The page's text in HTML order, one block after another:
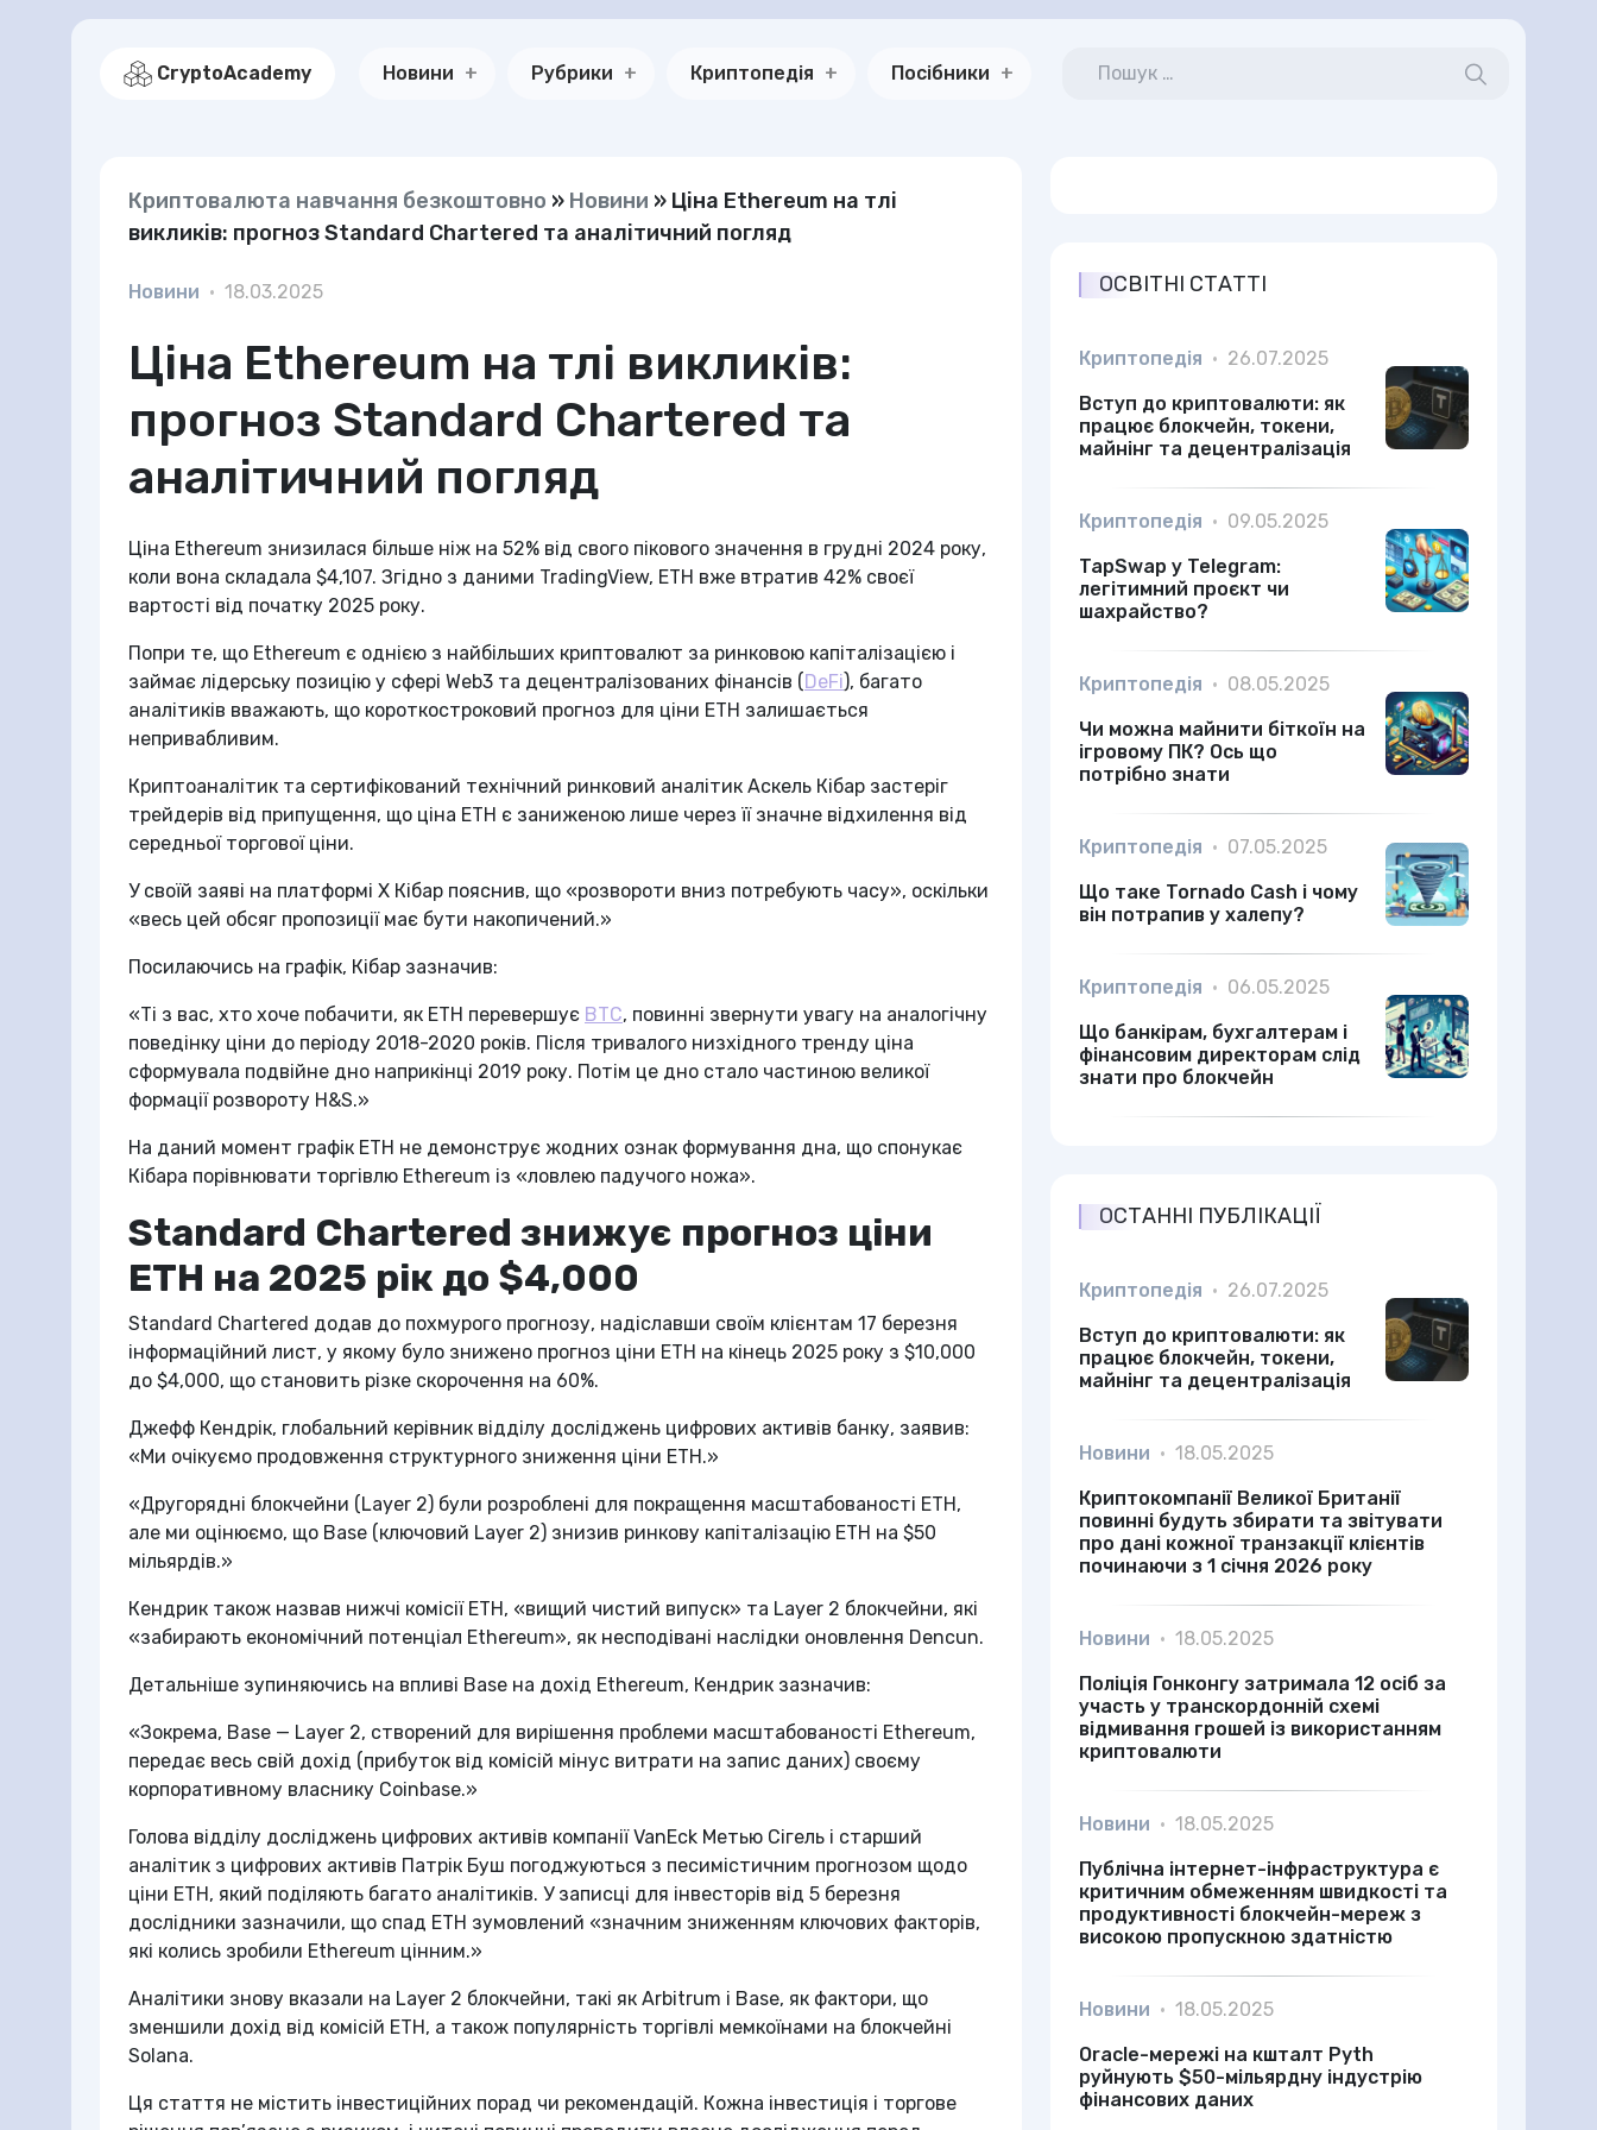
CryptoAcademy Новини Рубрики Криптопедія Посібники
Криптовалюта навчання безкоштовно » Новини » Ціна Ethereum на тлі
викликів: прогноз Standard Chartered та аналітичний погляд
Новини • 18.03.2025
Ціна Ethereum на тлі викликів:
прогноз Standard Chartered та
аналітичний погляд
Ціна Ethereum знизилася більше ніж на 52% від свого пікового значення в грудні 2024 року,
коли вона складала $4,107. Згідно з даними TradingView, ETH вже втратив 42% своєї
вартості від початку 2025 року.
Попри те, що Ethereum є однією з найбільших криптовалют за ринковою капіталізацією і
займає лідерську позицію у сфері Web3 та децентралізованих фінансів (DeFi), багато
аналітиків вважають, що короткостроковий прогноз для ціни ETH залишається
непривабливим.
Криптоаналітик та сертифікований технічний ринковий аналітик Аскель Кібар застеріг
трейдерів від припущення, що ціна ETH є заниженою лише через її значне відхилення від
середньої торгової ціни.
У своїй заяві на платформі X Кібар пояснив, що «розвороти вниз потребують часу», оскільки
«весь цей обсяг пропозиції має бути накопичений.»
Посилаючись на графік, Кібар зазначив:
«Ті з вас, хто хоче побачити, як ETH перевершує BTC, повинні звернути увагу на аналогічну
поведінку ціни до періоду 2018-2020 років. Після тривалого низхідного тренду ціна
сформувала подвійне дно наприкінці 2019 року. Потім це дно стало частиною великої
формації розвороту H&S.»
На даний момент графік ETH не демонструє жодних ознак формування дна, що спонукає
Кібара порівнювати торгівлю Ethereum із «ловлею падучого ножа».
Standard Chartered знижує прогноз ціни
ETH на 2025 рік до $4,000
Standard Chartered додав до похмурого прогнозу, надіславши своїм клієнтам 17 березня
інформаційний лист, у якому було знижено прогноз ціни ETH на кінець 2025 року з $10,000
до $4,000, що становить різке скорочення на 60%.
Джефф Кендрік, глобальний керівник відділу досліджень цифрових активів банку, заявив:
«Ми очікуємо продовження структурного зниження ціни ETH.»
«Другорядні блокчейни (Layer 2) були розроблені для покращення масштабованості ETH,
але ми оцінюємо, що Base (ключовий Layer 2) знизив ринкову капіталізацію ETH на $50
мільярдів.»
Кендрик також назвав нижчі комісії ETH, «вищий чистий випуск» та Layer 2 блокчейни, які
«забирають економічний потенціал Ethereum», як несподівані наслідки оновлення Dencun.
Детальніше зупиняючись на впливі Base на дохід Ethereum, Кендрик зазначив:
«Зокрема, Base — Layer 2, створений для вирішення проблеми масштабованості Ethereum,
передає весь свій дохід (прибуток від комісій мінус витрати на запис даних) своєму
корпоративному власнику Coinbase.»
Голова відділу досліджень цифрових активів компанії VanEck Метью Сігель і старший
аналітик з цифрових активів Патрік Буш погоджуються з песимістичним прогнозом щодо
ціни ETH, який поділяють багато аналітиків. У записці для інвесторів від 5 березня
дослідники зазначили, що спад ETH зумовлений «значним зниженням ключових факторів,
які колись зробили Ethereum цінним.»
Аналітики знову вказали на Layer 2 блокчейни, такі як Arbitrum і Base, як фактори, що
зменшили дохід від комісій ETH, а також популярність торгівлі мемкоїнами на блокчейні
Solana.
Ця стаття не містить інвестиційних порад чи рекомендацій. Кожна інвестиція і торгове
ОСВІТНІ СТАТТІ
Криптопедія • 26.07.2025
Вступ до криптовалюти: як
працює блокчейн, токени,
майнінг та децентралізація
Криптопедія • 09.05.2025
TapSwap у Telegram:
легітимний проєкт чи
шахрайство?
Криптопедія • 08.05.2025
Чи можна майнити біткоїн на
ігровому ПК? Ось що
потрібно знати
Криптопедія • 07.05.2025
Що таке Tornado Cash і чому
він потрапив у халепу?
Криптопедія • 06.05.2025
Що банкірам, бухгалтерам і
фінансовим директорам слід
знати про блокчейн
ОСТАННІ ПУБЛІКАЦІЇ
Криптопедія • 26.07.2025
Вступ до криптовалюти: як
працює блокчейн, токени,
майнінг та децентралізація
Новини • 18.05.2025
Криптокомпанії Великої Британії
повинні будуть збирати та звітувати
про дані кожної транзакції клієнтів
починаючи з 1 січня 2026 року
Новини • 18.05.2025
Поліція Гонконгу затримала 12 осіб за
участь у транскордонній схемі
відмивання грошей із використанням
криптовалюти
Новини • 18.05.2025
Публічна інтернет-інфраструктура є
критичним обмеженням швидкості та
продуктивності блокчейн-мереж з
високою пропускною здатністю
Новини • 18.05.2025
Oracle-мережі на кшталт Pyth
руйнують $50-мільярдну індустрію
фінансових даних